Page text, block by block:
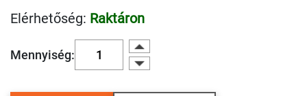
Elérhetőség: Raktáron
Mennyiség: